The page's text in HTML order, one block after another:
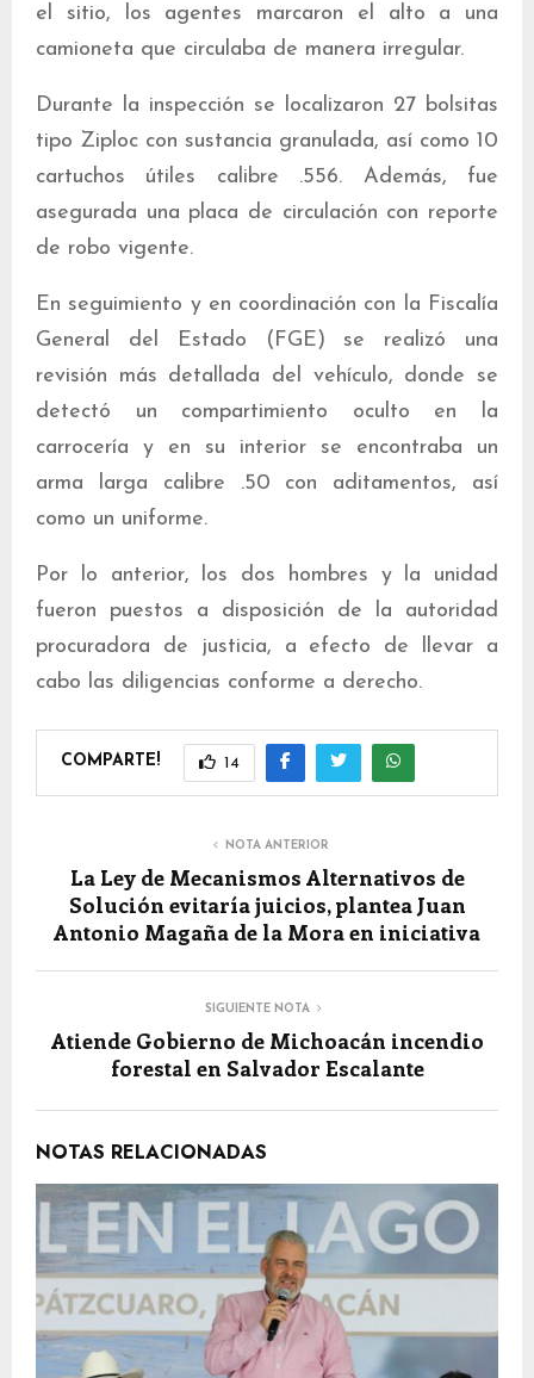
el sitio, los agentes marcaron el alto a una
camioneta que circulaba de manera irregular.
Durante la inspección se localizaron 27 bolsitas
tipo Ziploc con sustancia granulada, así como 10
cartuchos útiles calibre .556. Además, fue
asegurada una placa de circulación con reporte
de robo vigente.
En seguimiento y en coordinación con la Fiscalía
General del Estado (FGE) se realizó una
revisión más detallada del vehículo, donde se
detectó un compartimiento oculto en la
carrocería y en su interior se encontraba un
arma larga calibre .50 con aditamentos, así
como un uniforme.
Por lo anterior, los dos hombres y la unidad
fueron puestos a disposición de la autoridad
procuradora de justicia, a efecto de llevar a
cabo las diligencias conforme a derecho.
COMPARTE! 14
NOTA ANTERIOR
La Ley de Mecanismos Alternativos de
Solución evitaría juicios, plantea Juan
Antonio Magaña de la Mora en iniciativa
SIGUIENTE NOTA
Atiende Gobierno de Michoacán incendio
forestal en Salvador Escalante
NOTAS RELACIONADAS